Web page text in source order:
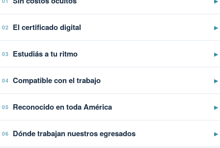
02 El certificado digital ▶
03 Estudiás a tu ritmo ▶
04 Compatible con el trabajo ▶
05 Reconocido en toda América ▶
06 Dónde trabajan nuestros egresados ▶